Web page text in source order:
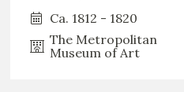
Ca. 1812 - 1820
The Metropolitan
Museum of Art